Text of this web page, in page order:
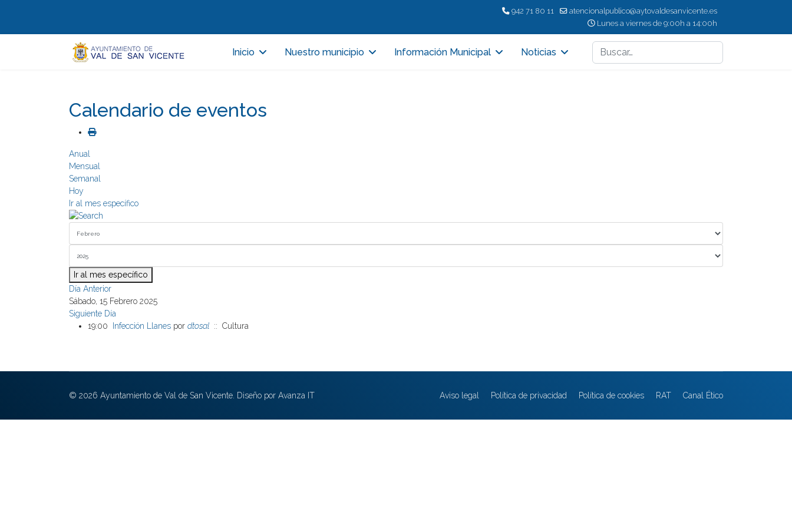
942 71 80 11
atencionalpublico@aytovaldesanvicente.es
Lunes a viernes de 9:00h a 14:00h
Inicio Nuestro municipio Información Municipal Noticias
Buscar
Calendario de eventos
Anual
Mensual
Semanal
Hoy
Ir al mes específico
Ir al mes específico
Día Anterior
Sábado, 15 Febrero 2025
Siguiente Día
19:00
Infección Llanes por dtosal :: Cultura
© 2026 Ayuntamiento de Val de San Vicente. Diseño por Avanza IT Aviso legal Política de privacidad Política de cookies RAT Canal Ético